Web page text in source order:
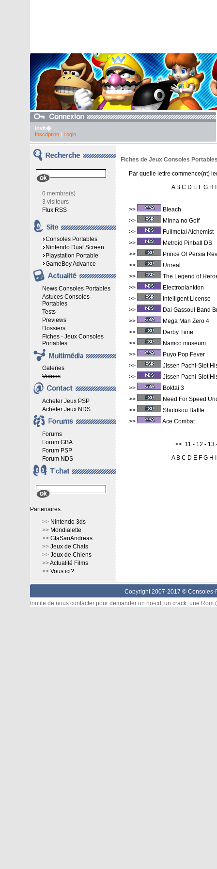
Invit�
Inscription| Login
0 membre(s)
3 visiteurs
Flux RSS
Consoles Portables
Nintendo Dual Screen
Playstation Portable
GameBoy Advance
News Consoles Portables
Astuces Consoles
Portables
Tests
Previews
Dossiers
Fiches - Jeux Consoles
Portables
Galeries
Videos
Acheter Jeux PSP
Acheter Jeux NDS
Forums
Forum GBA
Forum PSP
Forum NDS
Partenaires:
>> Nintendo 3ds
>> Mondialette
>> GtaSanAndreas
>> Jeux de Chats
>> Jeux de Chiens
>>Actualité Films
>> Vous ici?
Fiches de Jeux Consoles
Par quelle lettre commence(nt)
A B C D E F G H
>>
Bleach
>>
Minna no Golf
>>
Fullmetal Alchemist
>>
Metroid Pinball DS
>>
Prince Of Persia
>>
Unreal
>>
The Legend of
>>
Electroplankton
>>
Intelligent License
>>
Dai Gassou! Band
>>
Mega Man Zero 4
>>
Derby Time
>>
Namco museum
>>
Puyo Pop Fever
>>
Jissen Pachi-Slot
>>
Jissen Pachi-Slot
>>
Boktai 3
>>
Need For Speed
>>
Shutokou Battle
>>
Ace Combat
<< 11 - 12 - 13
A B C D E F G H
Copyright 2007-2017 © Consoles-
Inutile de nous contacter pour demander un no-cd, un crack, une